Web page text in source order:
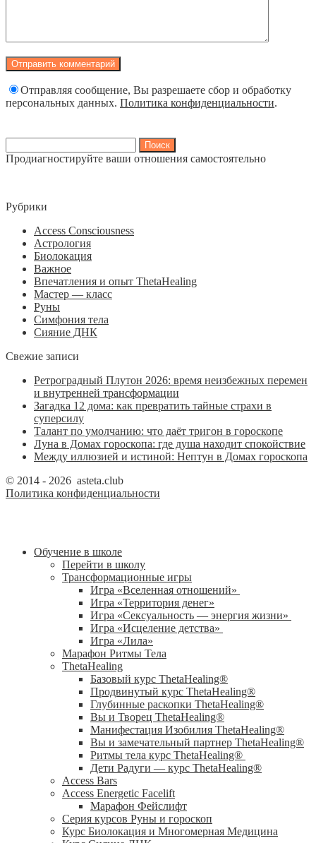
Отправляя сообщение, Вы разрешаете сбор и обработку
персональных данных. Политика конфиденциальности.
Продиагностируйте ваши отношения самостоятельно
Рубрики
Access Consciousness
Астрология
Биолокация
Важное
Впечатления и опыт ThetaHealing
Мастер — класс
Руны
Симфония тела
Сияние ДНК
Свежие записи
Ретроградный Плутон 2026: время неизбежных перемен
и внутренней трансформации
Загадка 12 дома: как превратить тайные страхи в
суперсилу
Талант по умолчанию: что даёт тригон в гороскопе
Луна в Домах гороскопа: где душа находит спокойствие
Между иллюзией и истиной: Нептун в Домах гороскопа
© 2014 - 2026 asteta.club
Политика конфиденциальности
Обучение в школе
Перейти в школу
Трансформационные игры
Игра «Вселенная отношений»
Игра «Территория денег»
Игра «Сексуальность — энергия жизни»
Игра «Исцеление детства»
Игра «Лила»
Марафон Ритмы Тела
ThetaHealing
Базовый курс ThetaHealing®
Продвинутый курс ThetaHealing®
Глубинные раскопки ThetaHealing®
Вы и Творец ThetaHealing®
Манифестация Изобилия ThetaHealing®
Вы и замечательный партнер ThetaHealing®
Ритмы тела курс ThetaHealing®
Дети Радуги — курс ThetaHealing®
Access Bars
Access Energetic Facelift
Марафон Фейслифт
Серия курсов Руны и гороскоп
Курс Биолокация и Многомерная Медицина